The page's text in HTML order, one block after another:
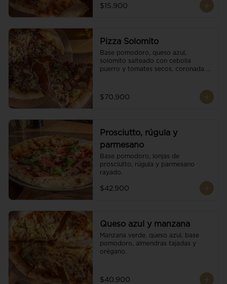
$15.900
Pizza Solomito
Base pomodoro, queso azul,
solomito salteado con cebolla
puerro y tomates secos, coronada
$70.900
Prosciutto, rúgula y
parmesano
Base pomodoro, lonjas de
prosciutto, rúgula y parmesano
rayado.
$42.900
Queso azul y manzana
Manzana verde, queso azul, base
pomodoro, almendras tajadas y
orégano.
$40.900